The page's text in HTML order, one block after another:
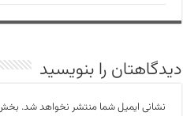
دیدگاهتان را بنویسید
نشانی ایمیل شما منتشر نخواهد شد.